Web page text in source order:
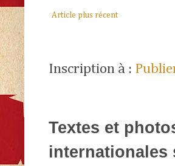
Article plus récent
Inscription à :
Textes et